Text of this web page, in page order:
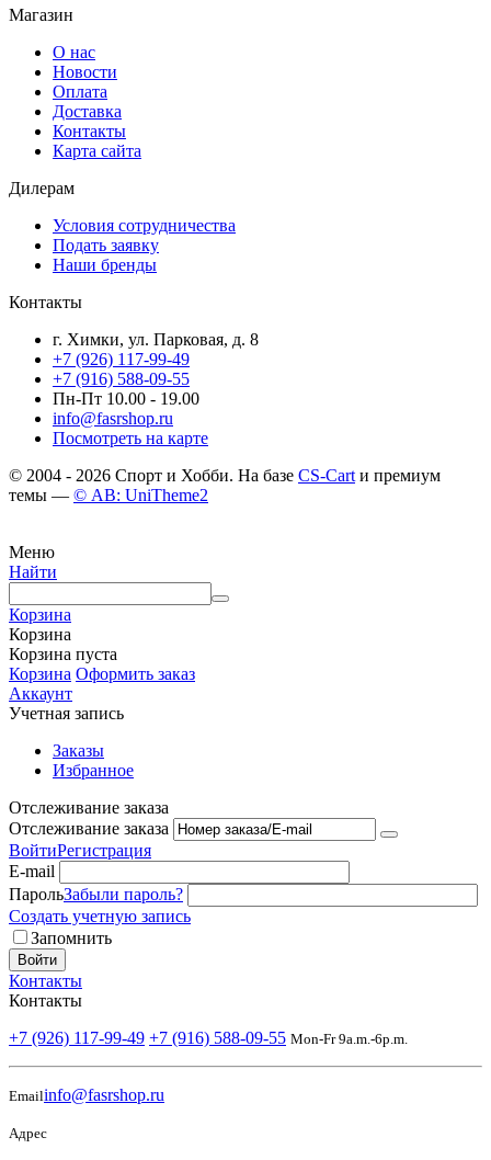
Магазин
О нас
Новости
Оплата
Доставка
Контакты
Карта сайта
Дилерам
Условия сотрудничества
Подать заявку
Наши бренды
Контакты
г. Химки, ул. Парковая, д. 8
+7 (926) 117-99-49
+7 (916) 588-09-55
Пн-Пт 10.00 - 19.00
info@fasrshop.ru
Посмотреть на карте
© 2004 - 2026 Спорт и Хобби. На базе CS-Cart и премиум
темы — © AB: UniTheme2
Меню
Найти
Корзина
Корзина
Корзина пуста
Корзина Оформить заказ
Аккаунт
Учетная запись
Заказы
Избранное
Отслеживание заказа
Отслеживание заказа
ВойтиРегистрация
E-mail
ПарольЗабыли пароль?
Создать учетную запись
Запомнить
Войти
Контакты
Контакты
+7 (926) 117-99-49 +7 (916) 588-09-55 Mon-Fr 9a.m.-6p.m.
Emailinfo@fasrshop.ru
Адрес